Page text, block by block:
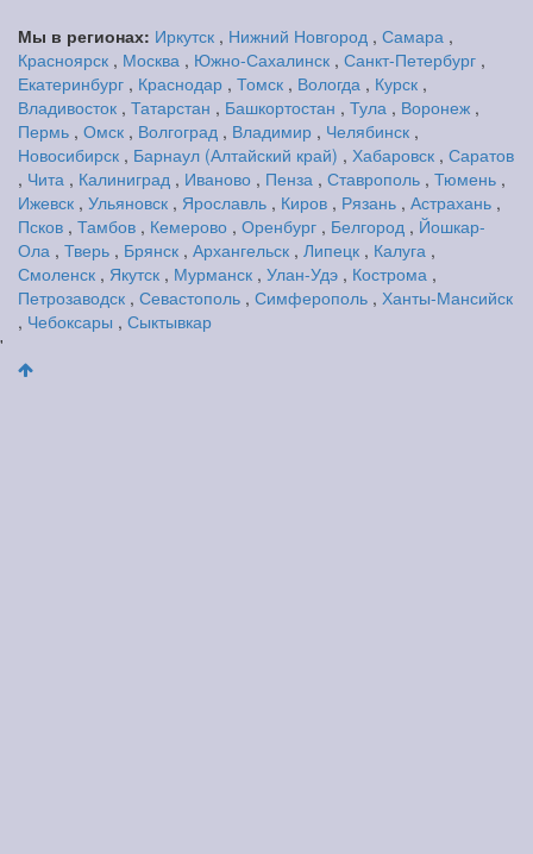
Мы в регионах: Иркутск , Нижний Новгород , Самара ,
Красноярск , Москва , Южно-Сахалинск , Санкт-Петербург ,
Екатеринбург , Краснодар , Томск , Вологда , Курск ,
Владивосток , Татарстан , Башкортостан , Тула , Воронеж ,
Пермь , Омск , Волгоград , Владимир , Челябинск ,
Новосибирск , Барнаул (Алтайский край) , Хабаровск , Саратов
, Чита , Калиниград , Иваново , Пенза , Ставрополь , Тюмень ,
Ижевск , Ульяновск , Ярославль , Киров , Рязань , Астрахань ,
Псков , Тамбов , Кемерово , Оренбург , Белгород , Йошкар-
Ола , Тверь , Брянск , Архангельск , Липецк , Калуга ,
Смоленск , Якутск , Мурманск , Улан-Удэ , Кострома ,
Петрозаводск , Севастополь , Симферополь , Ханты-Мансийск
, Чебоксары , Сыктывкар
'